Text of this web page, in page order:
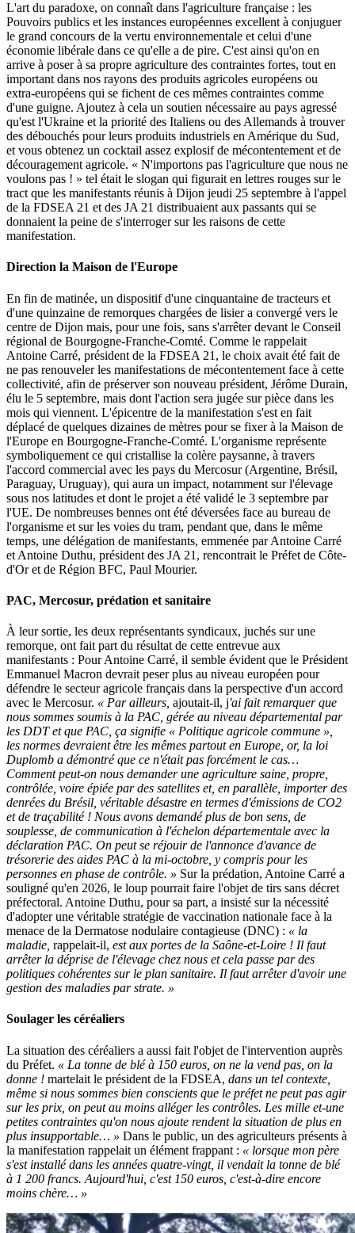
L'art du paradoxe, on connaît dans l'agriculture française : les
Pouvoirs publics et les instances européennes excellent à conjuguer
le grand concours de la vertu environnementale et celui d'une
économie libérale dans ce qu'elle a de pire. C'est ainsi qu'on en
arrive à poser à sa propre agriculture des contraintes fortes, tout en
important dans nos rayons des produits agricoles européens ou
extra-européens qui se fichent de ces mêmes contraintes comme
d'une guigne. Ajoutez à cela un soutien nécessaire au pays agressé
qu'est l'Ukraine et la priorité des Italiens ou des Allemands à trouver
des débouchés pour leurs produits industriels en Amérique du Sud,
et vous obtenez un cocktail assez explosif de mécontentement et de
découragement agricole. « N'importons pas l'agriculture que nous ne
voulons pas ! » tel était le slogan qui figurait en lettres rouges sur le
tract que les manifestants réunis à Dijon jeudi 25 septembre à l'appel
de la FDSEA 21 et des JA 21 distribuaient aux passants qui se
donnaient la peine de s'interroger sur les raisons de cette
manifestation.
Direction la Maison de l'Europe
En fin de matinée, un dispositif d'une cinquantaine de tracteurs et
d'une quinzaine de remorques chargées de lisier a convergé vers le
centre de Dijon mais, pour une fois, sans s'arrêter devant le Conseil
régional de Bourgogne-Franche-Comté. Comme le rappelait
Antoine Carré, président de la FDSEA 21, le choix avait été fait de
ne pas renouveler les manifestations de mécontentement face à cette
collectivité, afin de préserver son nouveau président, Jérôme Durain,
élu le 5 septembre, mais dont l'action sera jugée sur pièce dans les
mois qui viennent. L'épicentre de la manifestation s'est en fait
déplacé de quelques dizaines de mètres pour se fixer à la Maison de
l'Europe en Bourgogne-Franche-Comté. L'organisme représente
symboliquement ce qui cristallise la colère paysanne, à travers
l'accord commercial avec les pays du Mercosur (Argentine, Brésil,
Paraguay, Uruguay), qui aura un impact, notamment sur l'élevage
sous nos latitudes et dont le projet a été validé le 3 septembre par
l'UE. De nombreuses bennes ont été déversées face au bureau de
l'organisme et sur les voies du tram, pendant que, dans le même
temps, une délégation de manifestants, emmenée par Antoine Carré
et Antoine Duthu, président des JA 21, rencontrait le Préfet de Côte-
d'Or et de Région BFC, Paul Mourier.
PAC, Mercosur, prédation et sanitaire
À leur sortie, les deux représentants syndicaux, juchés sur une
remorque, ont fait part du résultat de cette entrevue aux
manifestants : Pour Antoine Carré, il semble évident que le Président
Emmanuel Macron devrait peser plus au niveau européen pour
défendre le secteur agricole français dans la perspective d'un accord
avec le Mercosur. « Par ailleurs, ajoutait-il, j'ai fait remarquer que
nous sommes soumis à la PAC, gérée au niveau départemental par
les DDT et que PAC, ça signifie « Politique agricole commune »,
les normes devraient être les mêmes partout en Europe, or, la loi
Duplomb a démontré que ce n'était pas forcément le cas…
Comment peut-on nous demander une agriculture saine, propre,
contrôlée, voire épiée par des satellites et, en parallèle, importer des
denrées du Brésil, véritable désastre en termes d'émissions de CO2
et de traçabilité ! Nous avons demandé plus de bon sens, de
souplesse, de communication à l'échelon départementale avec la
déclaration PAC. On peut se réjouir de l'annonce d'avance de
trésorerie des aides PAC à la mi-octobre, y compris pour les
personnes en phase de contrôle. » Sur la prédation, Antoine Carré a
souligné qu'en 2026, le loup pourrait faire l'objet de tirs sans décret
préfectoral. Antoine Duthu, pour sa part, a insisté sur la nécessité
d'adopter une véritable stratégie de vaccination nationale face à la
menace de la Dermatose nodulaire contagieuse (DNC) : « la
maladie, rappelait-il, est aux portes de la Saône-et-Loire ! Il faut
arrêter la déprise de l'élevage chez nous et cela passe par des
politiques cohérentes sur le plan sanitaire. Il faut arrêter d'avoir une
gestion des maladies par strate. »
Soulager les céréaliers
La situation des céréaliers a aussi fait l'objet de l'intervention auprès
du Préfet. « La tonne de blé à 150 euros, on ne la vend pas, on la
donne ! martelait le président de la FDSEA, dans un tel contexte,
même si nous sommes bien conscients que le préfet ne peut pas agir
sur les prix, on peut au moins alléger les contrôles. Les mille et-une
petites contraintes qu'on nous ajoute rendent la situation de plus en
plus insupportable… » Dans le public, un des agriculteurs présents à
la manifestation rappelait un élément frappant : « lorsque mon père
s'est installé dans les années quatre-vingt, il vendait la tonne de blé
à 1 200 francs. Aujourd'hui, c'est 150 euros, c'est-à-dire encore
moins chère… »